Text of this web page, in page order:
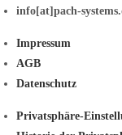
info[at]pach-
Impressum
AGB
Datenschutz
Privatsphäre-